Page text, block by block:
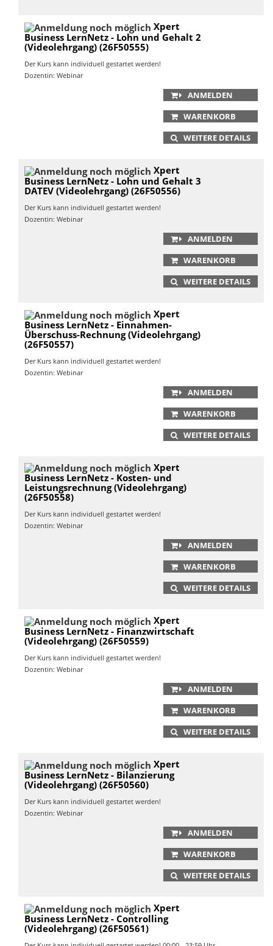
Xpert
Business LernNetz - Lohn und Gehalt 2
(Videolehrgang) (26F50555)
Der Kurs kann individuell gestartet werden!
Dozentin: Webinar
ANMELDEN
WARENKORB
WEITERE DETAILS
Xpert
Business LernNetz - Lohn und Gehalt 3
DATEV (Videolehrgang) (26F50556)
Der Kurs kann individuell gestartet werden!
Dozentin: Webinar
ANMELDEN
WARENKORB
WEITERE DETAILS
Xpert
Business LernNetz - Einnahmen-
Überschuss-Rechnung (Videolehrgang)
(26F50557)
Der Kurs kann individuell gestartet werden!
Dozentin: Webinar
ANMELDEN
WARENKORB
WEITERE DETAILS
Xpert
Business LernNetz - Kosten- und
Leistungsrechnung (Videolehrgang)
(26F50558)
Der Kurs kann individuell gestartet werden!
Dozentin: Webinar
ANMELDEN
WARENKORB
WEITERE DETAILS
Xpert
Business LernNetz - Finanzwirtschaft
(Videolehrgang) (26F50559)
Der Kurs kann individuell gestartet werden!
Dozentin: Webinar
ANMELDEN
WARENKORB
WEITERE DETAILS
Xpert
Business LernNetz - Bilanzierung
(Videolehrgang) (26F50560)
Der Kurs kann individuell gestartet werden!
Dozentin: Webinar
ANMELDEN
WARENKORB
WEITERE DETAILS
Xpert
Business LernNetz - Controlling
(Videolehrgang) (26F50561)